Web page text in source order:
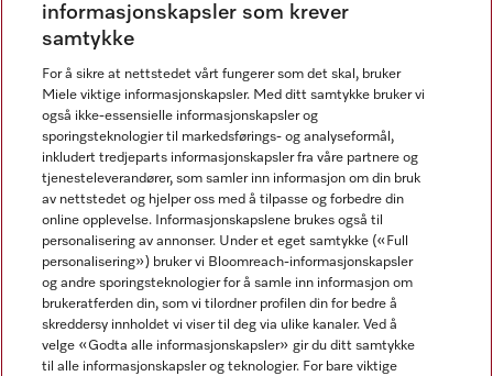
Miele Outlet Nesbru
Nyhetsbrev
Miele på Facebook
Miele på Youtube
Miele på Instagram
informasjonskapsler som krever
samtykke
For å sikre at nettstedet vårt fungerer som det skal, bruker
Miele viktige informasjonskapsler. Med ditt samtykke bruker vi
også ikke-essensielle informasjonskapsler og
sporingsteknologier til markedsførings- og analyseformål,
inkludert tredjeparts informasjonskapsler fra våre partnere og
tjenesteleverandører, som samler inn informasjon om din bruk
av nettstedet og hjelper oss med å tilpasse og forbedre din
online opplevelse. Informasjonskapslene brukes også til
personalisering av annonser. Under et eget samtykke («Full
personalisering») bruker vi Bloomreach-informasjonskapsler
og andre sporingsteknologier for å samle inn informasjon om
brukeratferden din, som vi tilordner profilen din for bedre å
skreddersy innholdet vi viser til deg via ulike kanaler. Ved å
velge «Godta alle informasjonskapsler» gir du ditt samtykke
til alle informasjonskapsler og teknologier. For bare viktige